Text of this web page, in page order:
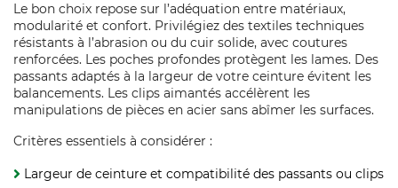
Le bon choix repose sur l’adéquation entre matériaux,
modularité et confort. Privilégiez des textiles techniques
résistants à l’abrasion ou du cuir solide, avec coutures
renforcées. Les poches profondes protègent les lames. Des
passants adaptés à la largeur de votre ceinture évitent les
balancements. Les clips aimantés accélèrent les
manipulations de pièces en acier sans abîmer les surfaces.
Critères essentiels à considérer :
Largeur de ceinture et compatibilité des passants ou clips